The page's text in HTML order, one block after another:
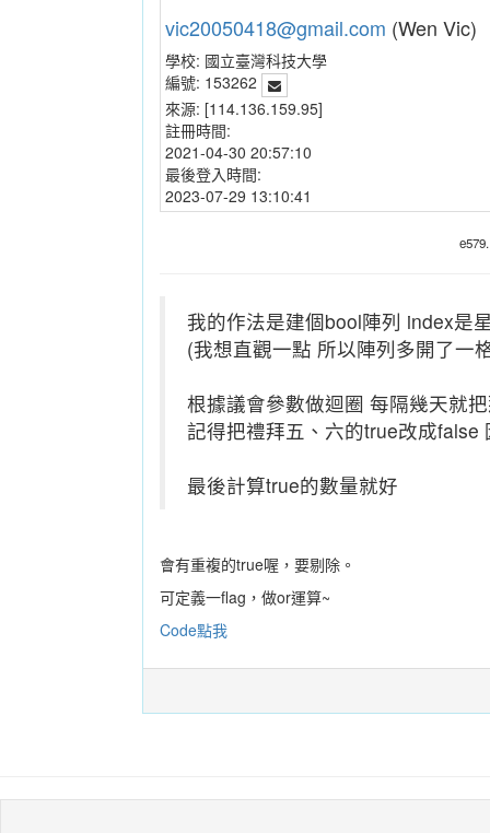
vic20050418@gmail.com (Wen Vic)
學校: 國立臺灣科技大學
編號: 153262
來源: [114.136.159.95]
註冊時間:
2021-04-30 20:57:10
最後登入時間:
2023-07-29 13:10:41
我的作法是建個bool陣列 index是
(我想直觀一點 所以陣列多開了一
根據議會參數做迴圈 每隔幾天就
記得把禮拜五、六的true改成false
最後計算true的數量就好
會有重複的true喔，要剔除。
可定義一flag，做or運算~
Code點我